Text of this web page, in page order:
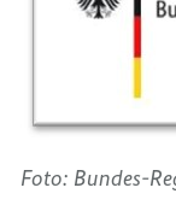
Foto: Bundes-